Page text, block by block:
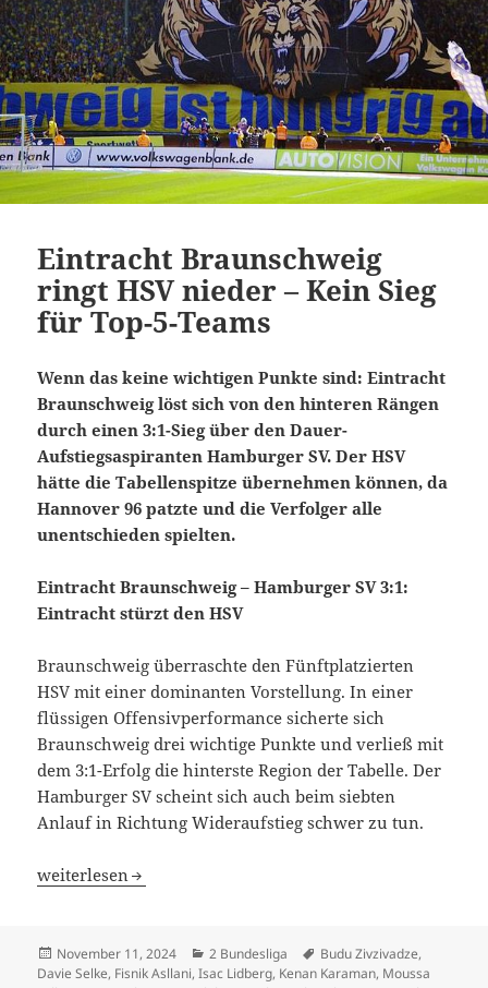
Eintracht Braunschweig
ringt HSV nieder – Kein Sieg
für Top-5-Teams
Wenn das keine wichtigen Punkte sind: Eintracht
Braunschweig löst sich von den hinteren Rängen
durch einen 3:1-Sieg über den Dauer-
Aufstiegsaspiranten Hamburger SV. Der HSV
hätte die Tabellenspitze übernehmen können, da
Hannover 96 patzte und die Verfolger alle
unentschieden spielten.
Eintracht Braunschweig – Hamburger SV 3:1:
Eintracht stürzt den HSV
Braunschweig überraschte den Fünftplatzierten
HSV mit einer dominanten Vorstellung. In einer
flüssigen Offensivperformance sicherte sich
Braunschweig drei wichtige Punkte und verließ mit
dem 3:1-Erfolg die hinterste Region der Tabelle. Der
Hamburger SV scheint sich auch beim siebten
Anlauf in Richtung Wideraufstieg schwer zu tun.
Eintracht Braunschweig ringt HSV nieder – Kein Sieg für
weiterlesen
Veröffentlicht
am
November 11, 2024 Kategorien
2 Bundesliga Schlagwörter
Budu Zivzivadze,
Davie Selke, Fisnik Asllani,Isac Lidberg, Kenan Karaman, Moussa